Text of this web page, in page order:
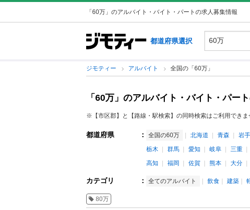
「60万」のアルバイト・バイト・パートの求人募集情報
都道府県選択
ジモティー アルバイト 全国の「60万」
「60万」のアルバイト・バイト・パー
※【市区郡】と【路線・駅検索】の同時検索はご利用できま
都道府県 ： 全国の60万 北海道 青森 岩手
栃木
群馬 愛知 岐阜 三重
高知
福岡 佐賀 熊本 大分
カテゴリ ： 全てのアルバイト 飲食 建築
80万